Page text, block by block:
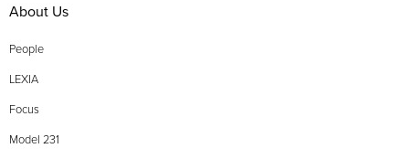
About Us
People
LEXIA
Focus
Model 231